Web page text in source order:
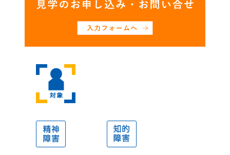
対象
精神障
害
知的障
害